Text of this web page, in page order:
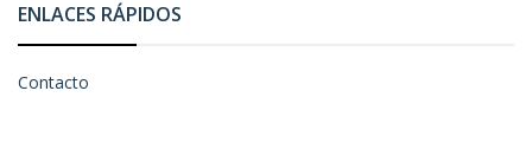
ENLACES RÁPIDOS
Contacto